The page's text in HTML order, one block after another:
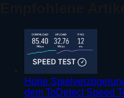
Hohe
dem ToDetect Speed